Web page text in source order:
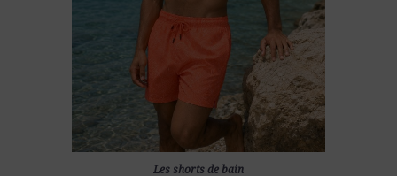
Les shorts de bain